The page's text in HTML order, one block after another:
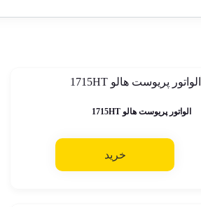
الواتور پریوست هالو 1715HT
خرید